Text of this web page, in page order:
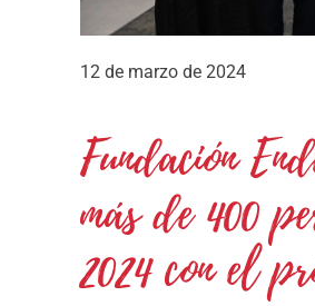
12 de marzo de 2024
Fundación
más de 400
2024 con el